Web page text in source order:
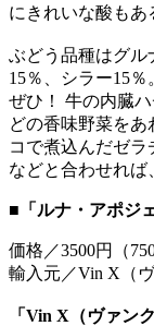
にきれいな酸もあ
ぶどう品種はグル
15％、シラー15
ぜひ！ 牛の内臓
どの香味野菜をあ
コで煮込んだゼラ
などと合わせれば
■「ルナ・アポジ
価格／3500円（
輸入元／Vin X（
「Vin X（ヴァン